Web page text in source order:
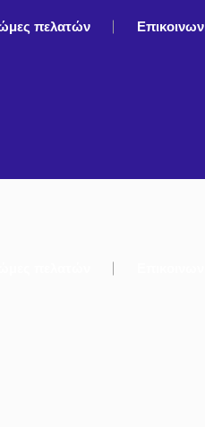
πελατών